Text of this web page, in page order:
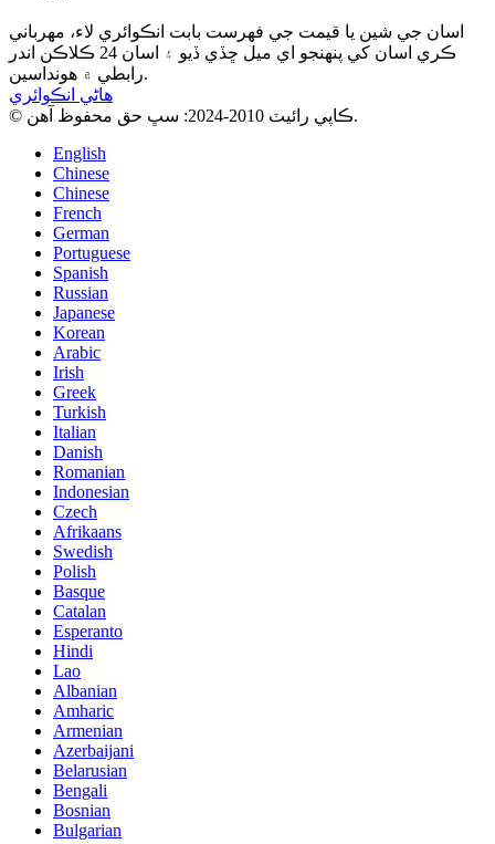
اسان جي شين يا قيمت جي فهرست بابت انڪوائري لاء، مهرباني
ڪري اسان کي پنهنجو اي ميل ڇڏي ڏيو ۽ اسان 24 ڪلاڪن اندر
رابطي ۾ هونداسين.
هاڻي انڪوائري
© ڪاپي رائيٽ 2010-2024: سڀ حق محفوظ آهن.
English
Chinese
Chinese
French
German
Portuguese
Spanish
Russian
Japanese
Korean
Arabic
Irish
Greek
Turkish
Italian
Danish
Romanian
Indonesian
Czech
Afrikaans
Swedish
Polish
Basque
Catalan
Esperanto
Hindi
Lao
Albanian
Amharic
Armenian
Azerbaijani
Belarusian
Bengali
Bosnian
Bulgarian